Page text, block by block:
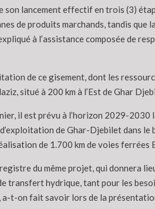
son lancement effectif en trois (3)
de produits marchands, tandis
à l’assistance composée de
de ce gisement, dont les
situé à 200 km à l’Est de Ghar
il est prévu à l’horizon 2029-
de Ghar-Djebilet dans le
de 1.700 km de voies
du même projet, qui donnera
transfert hydrique, tant pour les
a-t-on fait savoir lors de la